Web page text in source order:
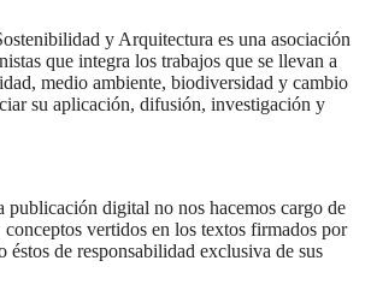
y Arquitectura es una asociación
que integra los trabajos que se llevan a
medio ambiente, biodiversidad y cambio
su aplicación, difusión, investigación y
publicación digital no nos hacemos cargo de
vertidos en los textos firmados por
éstos de responsabilidad exclusiva de sus